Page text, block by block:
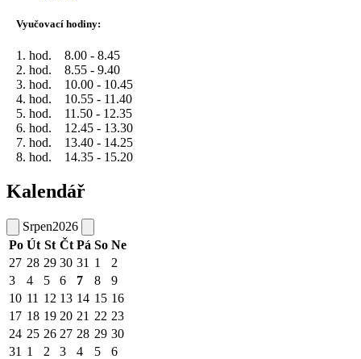
Vyučovací hodiny:
1. hod. 8.00 - 8.45
2. hod. 8.55 - 9.40
3. hod. 10.00 - 10.45
4. hod. 10.55 - 11.40
5. hod. 11.50 - 12.35
6. hod. 12.45 - 13.30
7. hod. 13.40 - 14.25
8. hod. 14.35 - 15.20
Kalendář
Srpen2026
Po Út St Čt Pá So Ne
27 28 29 30 31 1
2
3
4 5 6 7 8
9
10 11 12 13 14 15 16
17 18 19 20 21 22 23
24 25 26 27 28 29 30
31 1 2 3 4 5 6